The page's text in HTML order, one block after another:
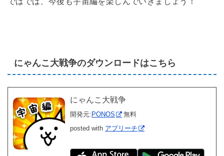
にゃんこ大戦争のダウンロードはこちら
にゃんこ大戦争
開発元:PONOS
無料
posted with アプリーチ